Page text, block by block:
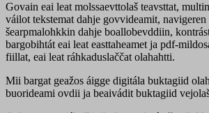
Govain eai leat molssaevttolaš teavsttat,
váilot tekstemat dahje govvideamit,
šearpmalohkkin dahje boallobevddiin,
bargobihtát eai leat easttaheamet ja pdf-
fiillat, eai leat ráhkaduslaččat olahahtti.
Mii bargat geažos áigge digitála buktagiid
buorideami ovdii ja beaivádit buktagiid